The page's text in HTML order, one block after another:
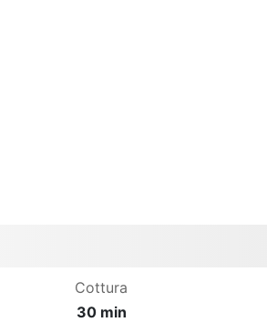
Cottura
30 min